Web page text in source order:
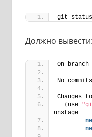
git status
Должно вывести:
On branch
No
Changes
( use
unstagе